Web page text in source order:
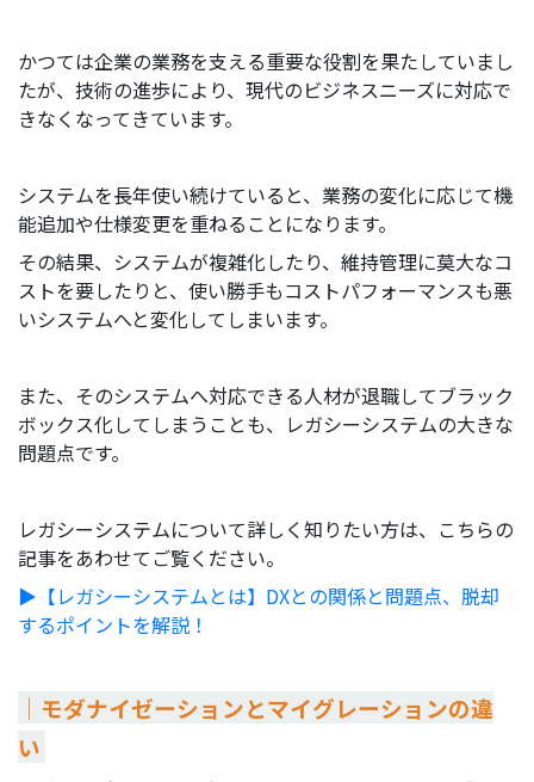
かつては企業の業務を支える重要な役割を果たしていまし
たが、技術の進歩により、現代のビジネスニーズに対応で
きなくなってきています。
システムを長年使い続けていると、業務の変化に応じて機
能追加や仕様変更を重ねることになります。
その結果、システムが複雑化したり、維持管理に莫大なコ
ストを要したりと、使い勝手もコストパフォーマンスも悪
いシステムへと変化してしまいます。
また、そのシステムへ対応できる人材が退職してブラック
ボックス化してしまうことも、レガシーシステムの大きな
問題点です。
レガシーシステムについて詳しく知りたい方は、こちらの
記事をあわせてご覧ください。
▶︎【レガシーシステムとは】DXとの関係と問題点、脱却
するポイントを解説！
｜モダナイゼーションとマイグレーションの違
い